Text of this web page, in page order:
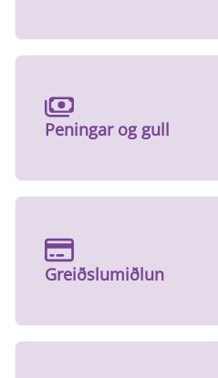
Peningar og gull
Greiðslumiðlun